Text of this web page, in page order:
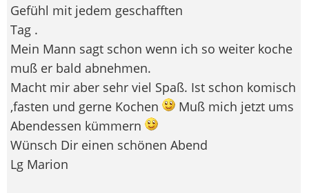
Gefühl mit jedem geschafften
Tag .
Mein Mann sagt schon wenn ich so weiter koche
muß er bald abnehmen.
Macht mir aber sehr viel Spaß. Ist schon komisch
,fasten und gerne Kochen
Muß mich jetzt ums
Abendessen kümmern
Wünsch Dir einen schönen Abend
Lg Marion